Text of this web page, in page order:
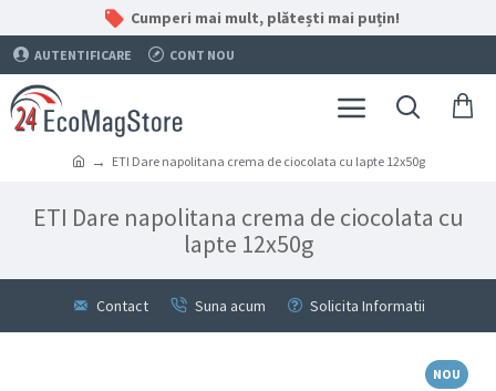
Cumperi mai mult, plătești mai puțin!
AUTENTIFICARE CONT NOU
ETI Dare napolitana crema de ciocolata cu lapte 12x50g
ETI Dare napolitana crema de ciocolata cu
lapte 12x50g
Contact Suna acum Solicita Informatii
NOU